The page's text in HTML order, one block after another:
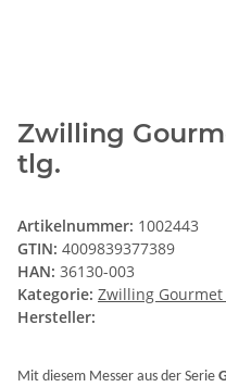
Zwilling
tlg.
Artikelnummer: 1002443
GTIN: 4009839377389
HAN: 36130-003
Kategorie: Zwilling
Hersteller:
Mit diesem Messer aus der Serie